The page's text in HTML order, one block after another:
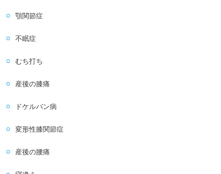
顎関節症
不眠症
むち打ち
産後の膝痛
ドケルバン病
変形性膝関節症
産後の腰痛